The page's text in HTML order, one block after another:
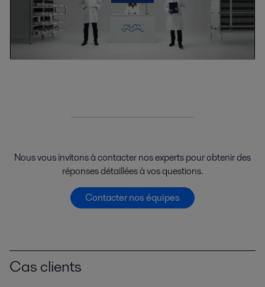
Nous vous invitons à contacter nos experts pour obtenir des
réponses détaillées à vos questions.
Contacter nos équipes
Cas clients